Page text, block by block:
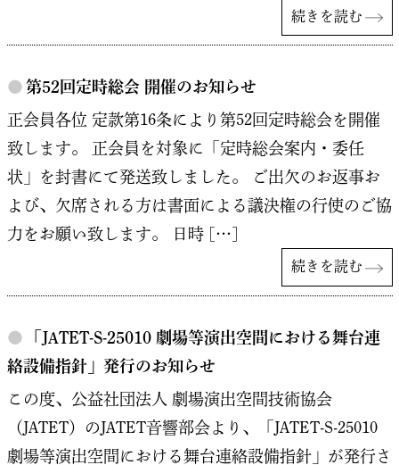
続きを読む
● 第52回定時総会 開催のお知らせ
正会員各位 定款第16条により第52回定時総会を開催
致します。 正会員を対象に「定時総会案内・委任
状」を封書にて発送致しました。 ご出欠のお返事お
よび、欠席される方は書面による議決権の行使のご協
力をお願い致します。 日時 […]
続きを読む
●
「JATET-S-25010 劇場等演出空間における舞台連
絡設備指針」発行のお知らせ
この度、公益社団法人 劇場演出空間技術協会
（JATET）のJATET⾳響部会より、「JATET-S-25010
劇場等演出空間における舞台連絡設備指針」が発行さ